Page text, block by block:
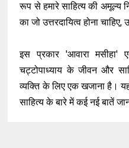
रूप से हमारे साहित्य की अमूल्य
का जो उत्तरदायित्व होना
इस प्रकार 'आवारा
चट्टोपाध्याय के जीवन और
व्यक्ति के लिए एक खजाना है।
साहित्य के बारे में कई नई बातें